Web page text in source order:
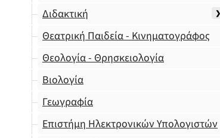
Διδακτική
Θεατρική Παιδεία - Κινηματογράφος
Θεολογία - Θρησκειολογία
Βιολογία
Γεωγραφία
Επιστήμη Ηλεκτρονικών Υπολογιστών